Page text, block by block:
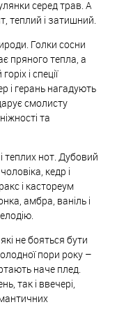
серед трав. А
теплий і затишний.
Голки сосни
пряного тепла, а
і спеції
і герань нагадують
смолисту
та
теплих нот. Дубовий
кедр і
і кастореум
амбра, ваніль і
не бояться бути
пори року –
наче плед.
так і ввечері,